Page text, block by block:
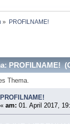
» PROFILNAME!
PROFILNAME!
Thema.
PROFILNAME!
«am: 01. April 2017,